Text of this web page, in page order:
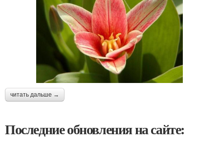
читать дальше →
Последние обновления на сайте: